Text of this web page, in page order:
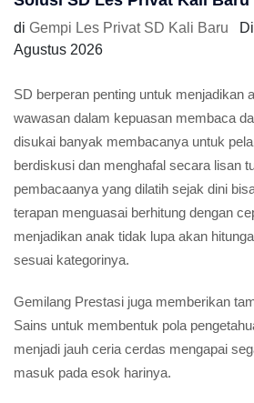
telpon.
Solusi SD Les Privat Kali Baru
diGempi Les Privat SD Kali Baru
Agustus 2026
SD berperan penting untuk menjadikan
wawasan dalam kepuasan membaca
disukai banyak membacanya untuk
berdiskusi dan menghafal secara lisan
terapan menguasai berhitung dengan
menjadikan anak tidak lupa akan
sesuai kategorinya.